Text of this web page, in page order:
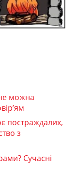
можна
постраждалих,
з
Сучасні